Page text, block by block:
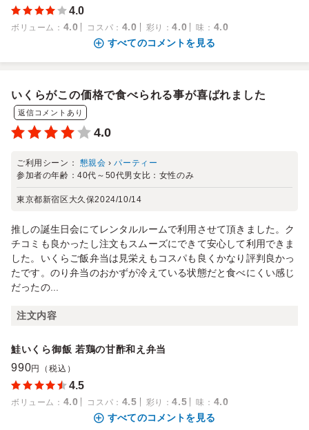
4.0
ボリューム ： 4.0 コスパ ： 4.0 彩り ：4.0 味 ： 4.0
すべてのコメントを見る
いくらがこの価格で食べられる事が喜ばれました
返信コメントあり
4.0
ご利用シーン： 懇親会 ›パーティー
参加者の年齢：40代～50代男女比： 女性のみ
東京都新宿区大久保2024/10/14
推しの誕生日会にてレンタルルームで利用させて頂きました。ク
チコミも良かったし注文もスムーズにできて安心して利用できま
した。いくらご飯弁当は見栄えもコスパも良くかなり評判良かっ
たです。のり弁当のおかずが冷えている状態だと食べにくい感じ
だったの...
注文内容
鮭いくら御飯 若鶏の甘酢和え弁当
990円（税込）
4.5
ボリューム ： 4.0 コスパ ： 4.5 彩り ：4.5 味 ： 4.0
すべてのコメントを見る